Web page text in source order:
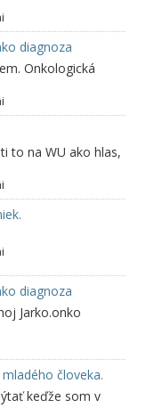
diagnoza
Onkologická
to na WU ako hlas,
diagnoza
Jarko.onko
človeka.
keďže som v